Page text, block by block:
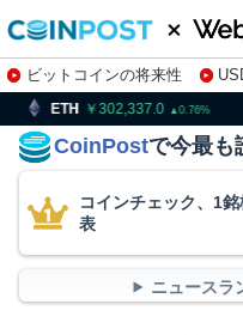
ビットコインの将来性
株特集・関連銘柄
0.76
CoinPostで今最も
コインチェック、1
表
ニュースラ